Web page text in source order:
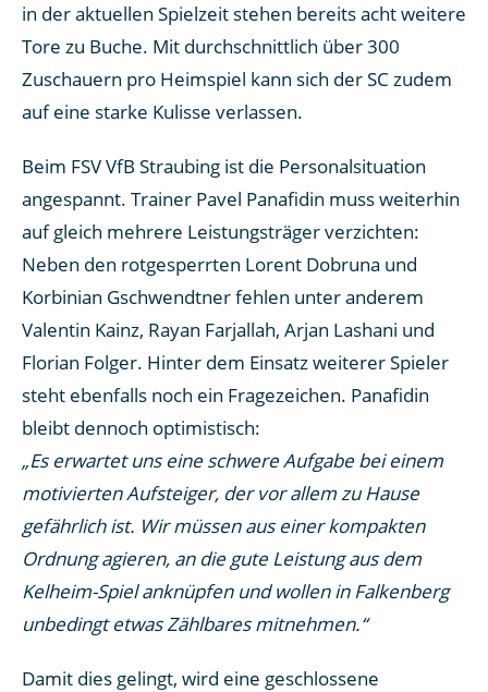
in der aktuellen Spielzeit stehen bereits acht weitere
Tore zu Buche. Mit durchschnittlich über 300
Zuschauern pro Heimspiel kann sich der SC zudem
auf eine starke Kulisse verlassen.
Beim FSV VfB Straubing ist die Personalsituation
angespannt. Trainer Pavel Panafidin muss weiterhin
auf gleich mehrere Leistungsträger verzichten:
Neben den rotgesperrten Lorent Dobruna und
Korbinian Gschwendtner fehlen unter anderem
Valentin Kainz, Rayan Farjallah, Arjan Lashani und
Florian Folger. Hinter dem Einsatz weiterer Spieler
steht ebenfalls noch ein Fragezeichen. Panafidin
bleibt dennoch optimistisch:
„Es erwartet uns eine schwere Aufgabe bei einem
motivierten Aufsteiger, der vor allem zu Hause
gefährlich ist. Wir müssen aus einer kompakten
Ordnung agieren, an die gute Leistung aus dem
Kelheim-Spiel anknüpfen und wollen in Falkenberg
unbedingt etwas Zählbares mitnehmen.“
Damit dies gelingt, wird eine geschlossene